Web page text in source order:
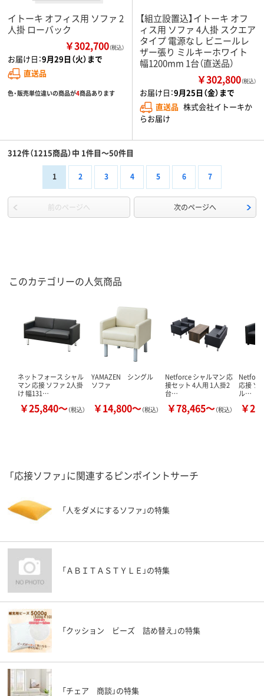
イトーキ オフィス用 ソファ 2
人掛 ローバック
￥302,700（税込）
お届け日：9月29日（火）まで
直送品
色・販売単位違いの商品が4商品あります
【組立設置込】イトーキ オフ
ィス用 ソファ 4人掛 スクエア
タイプ 電源なし ビニールレ
ザー張り ミルキーホワイト
幅1200mm 1台（直送品）
￥302,800（税込）
お届け日：9月25日（金）まで
直送品 株式会社イトーキか
らお届け
312件（1215商品）中 1件目～50件目
1 2 3 4 5 6 7
前のページへ 次のページへ
このカテゴリーの人気商品
ネットフォース シャル
マン 応接 ソファ 2人掛
け 幅131…
￥25,840～（税込）
YAMAZEN シングル
ソファ
￥14,800～（税込）
Netforce シャルマン 応
接セット 4人用 1人掛2
台…
￥78,465～（税込）
応接 ソ
ル…
￥
「応接ソファ」に関連するピンポイントサーチ
「人をダメにするソファ」の特集
「ＡＢＩＴＡＳＴＹＬＥ」の特集
「クッション ビーズ 詰め替え」の特集
「チェア 商談」の特集